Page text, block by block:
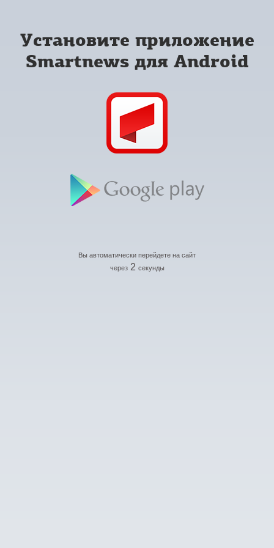
Установите приложение
Smartnews для Android
Вы автоматически перейдете на сайт
через 2 секунды